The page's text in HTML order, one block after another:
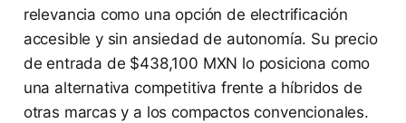
relevancia como una opción de electrificación
accesible y sin ansiedad de autonomía. Su precio
de entrada de $438,100 MXN lo posiciona como
una alternativa competitiva frente a híbridos de
otras marcas y a los compactos convencionales.